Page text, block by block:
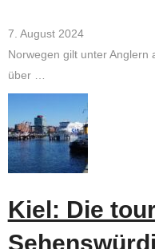
7. August 2024
Norwegen gilt unter Anglern
über …
Kiel: Die